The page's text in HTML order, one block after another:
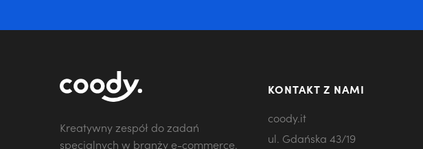
Kreatywny zespół do zadań
specjalnych w branży e-commerce.
KONTAKT Z NAMI
coody.it
ul. Gdańska 43/19